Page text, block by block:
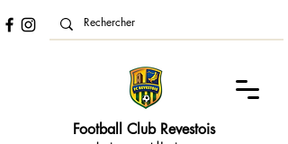
Football Club Revestois